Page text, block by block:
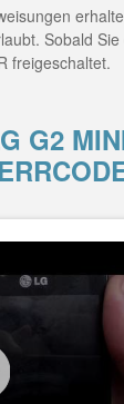
Sobald
freigeschaltet.
G2